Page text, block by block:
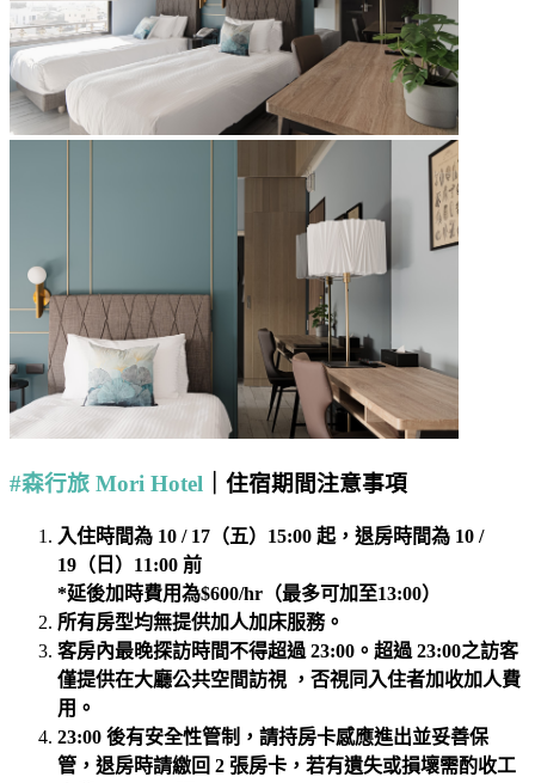
#森行旅 Mori Hotel ｜住宿期間注意事項
入住時間為 10 / 17（五）15:00 起，退房時間為 10 /
19（日）11:00 前
*延後加時費用為$600/hr（最多可加至13:00）
所有房型均無提供加人加床服務。
客房內最晚探訪時間不得超過 23:00。超過 23:00之訪客
僅提供在大廳公共空間訪視 ，否視同入住者加收加人費
用。
23:00 後有安全性管制，請持房卡感應進出並妥善保
管，退房時請繳回 2 張房卡，若有遺失或損壞需酌收工